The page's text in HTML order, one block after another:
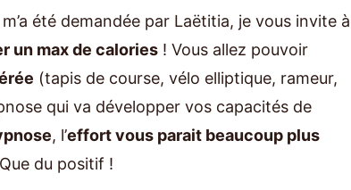
été demandée par Laëtitia, je vous invite à
un max de calories ! Vous allez pouvoir
(tapis de course, vélo elliptique, rameur,
qui va développer vos capacités de
, l’effort vous parait beaucoup plus
du positif !